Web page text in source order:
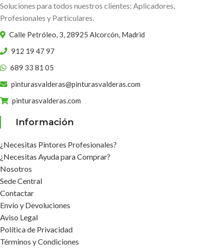
Soluciones para todos nuestros clientes: Aplicadores,
Profesionales y Particulares.
Calle Petróleo, 3, 28925 Alcorcón, Madrid
912 19 47 97
689 33 81 05
pinturasvalderas@pinturasvalderas.com
pinturasvalderas.com
Información
¿Necesitas Pintores Profesionales?
¿Necesitas Ayuda para Comprar?
Nosotros
Sede Central
Contactar
Envío y Devoluciones
Aviso Legal
Política de Privacidad
Términos y Condiciones